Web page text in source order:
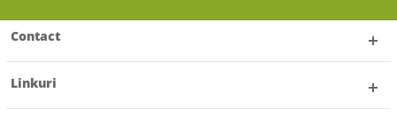
Contact
Linkuri